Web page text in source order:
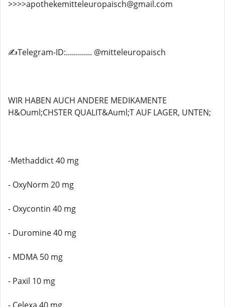
>>>>apothekemitteleuropaisch@gmail.com
✍️Telegram-ID:............. @mitteleuropaisch
WIR HABEN AUCH ANDERE MEDIKAMENTE
H&Ouml;CHSTER QUALIT&Auml;T AUF LAGER, UNTEN;
-Methaddict 40 mg
- OxyNorm 20 mg
- Oxycontin 40 mg
- Duromine 40 mg
- MDMA 50 mg
- Paxil 10 mg